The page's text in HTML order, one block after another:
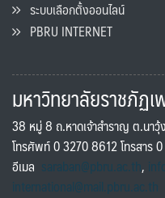
ระบบเลือกตั้งออนไลน์
PBRU INTERNET
มหาวิทยาลัยราชภัฏ
38 หมู่ 8 ถ.หาดเจ้าสำราญ ต.นา
โทรศัพท์ 0 3270 8612 โทรสาร
อีเมล saraban@pbru.ac.th,
international@mail.pbru.ac.th